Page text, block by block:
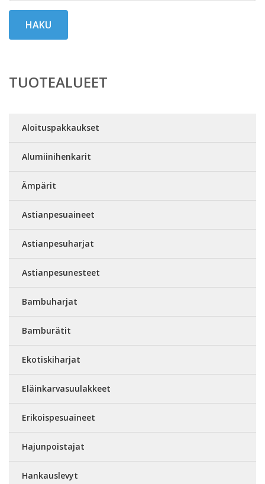
HAKU
TUOTEALUEET
Aloituspakkaukset
Alumiinihenkarit
Ämpärit
Astianpesuaineet
Astianpesuharjat
Astianpesunesteet
Bambuharjat
Bamburätit
Ekotiskiharjat
Eläinkarvasuulakkeet
Erikoispesuaineet
Hajunpoistajat
Hankauslevyt